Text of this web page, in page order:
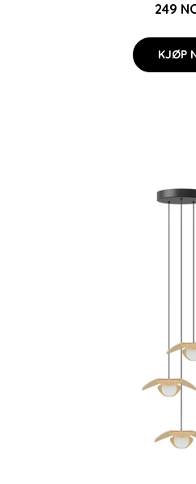
249
KJØP